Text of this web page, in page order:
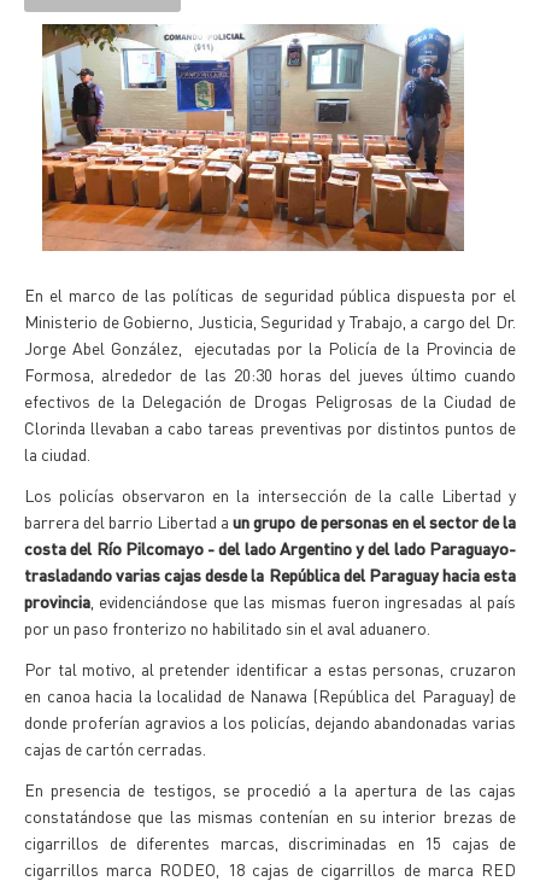
En el marco de las políticas de seguridad pública dispuesta por el
Ministerio de Gobierno, Justicia, Seguridad y Trabajo, a cargo del Dr.
Jorge Abel González, ejecutadas por la Policía de la Provincia de
Formosa, alrededor de las 20:30 horas del jueves último cuando
efectivos de la Delegación de Drogas Peligrosas de la Ciudad de
Clorinda llevaban a cabo tareas preventivas por distintos puntos de
la ciudad.
Los policías observaron en la intersección de la calle Libertad y
barrera del barrio Libertad aun grupo de personas en el sector de la
costa del Río Pilcomayo - del lado Argentino y del lado Paraguayo-
trasladando varias cajas desde la República del Paraguay hacia esta
provincia , evidenciándose que las mismas fueron ingresadas al país
por un paso fronterizo no habilitado sin el aval aduanero.
Por tal motivo, al pretender identificar a estas personas, cruzaron
en canoa hacia la localidad de Nanawa (República del Paraguay) de
donde proferían agravios a los policías, dejando abandonadas varias
cajas de cartón cerradas.
En presencia de testigos, se procedió a la apertura de las cajas
constatándose que las mismas contenían en su interior brezas de
cigarrillos de diferentes marcas, discriminadas en 15 cajas de
cigarrillos marca RODEO, 18 cajas de cigarrillos de marca RED